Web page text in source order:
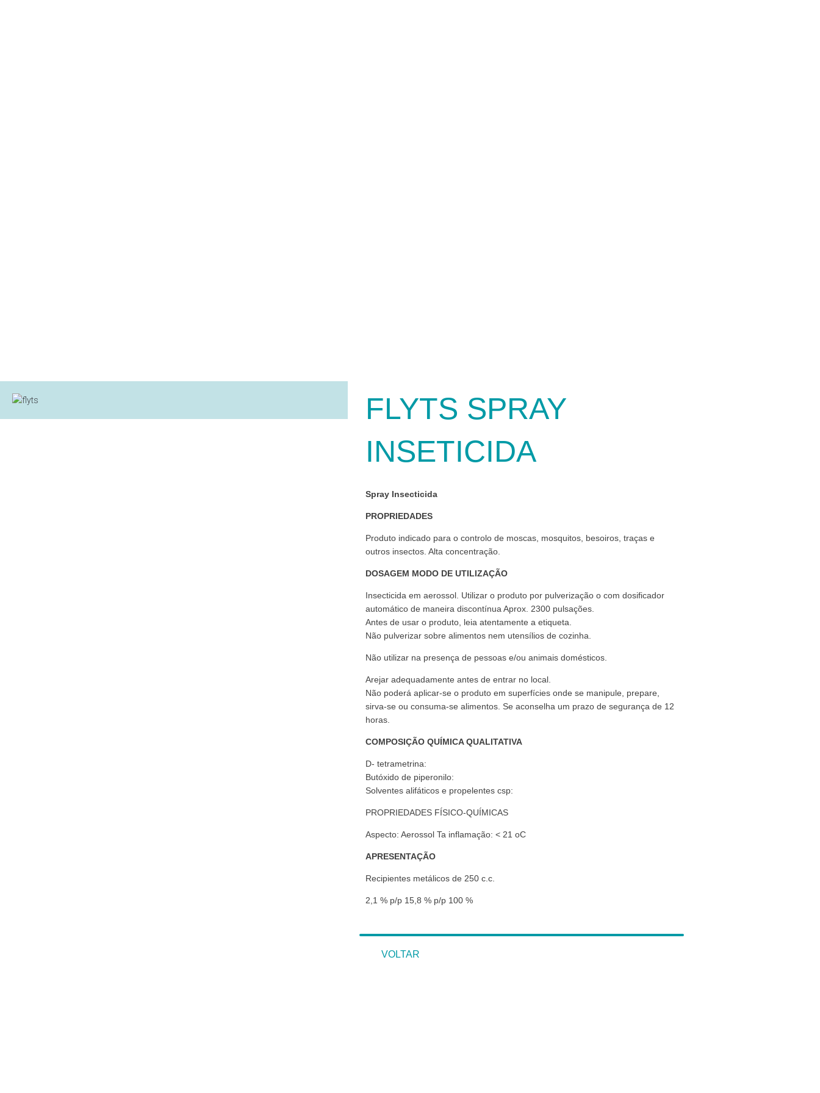
FLYTS SPRAY
INSETICIDA
Spray Insecticida
PROPRIEDADES
Produto indicado para o controlo de moscas, mosquitos, besoiros, traças e
outros insectos. Alta concentração.
DOSAGEM MODO DE UTILIZAÇÃO
Insecticida em aerossol. Utilizar o produto por pulverização o com dosificador
automático de maneira discontínua Aprox. 2300 pulsações.
Antes de usar o produto, leia atentamente a etiqueta.
Não pulverizar sobre alimentos nem utensílios de cozinha.
Não utilizar na presença de pessoas e/ou animais domésticos.
Arejar adequadamente antes de entrar no local.
Não poderá aplicar-se o produto em superfícies onde se manipule, prepare,
sirva-se ou consuma-se alimentos. Se aconselha um prazo de segurança de 12
horas.
COMPOSIÇÃO QUÍMICA QUALITATIVA
D- tetrametrina:
Butóxido de piperonilo:
Solventes alifáticos e propelentes csp:
PROPRIEDADES FÍSICO-QUÍMICAS
Aspecto: Aerossol Ta inflamação: < 21 oC
APRESENTAÇÃO
Recipientes metálicos de 250 c.c.
2,1 % p/p 15,8 % p/p 100 %
VOLTAR